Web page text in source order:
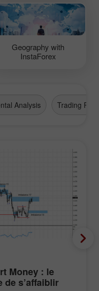
Geography with
InstaForex
Analysis Trading Plan
Money : le
s’affaiblir